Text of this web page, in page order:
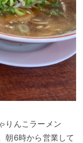
りんこラーメン
朝6時から営業して